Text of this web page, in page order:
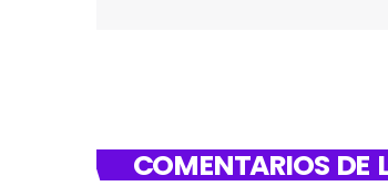
COMENTARIOS DE